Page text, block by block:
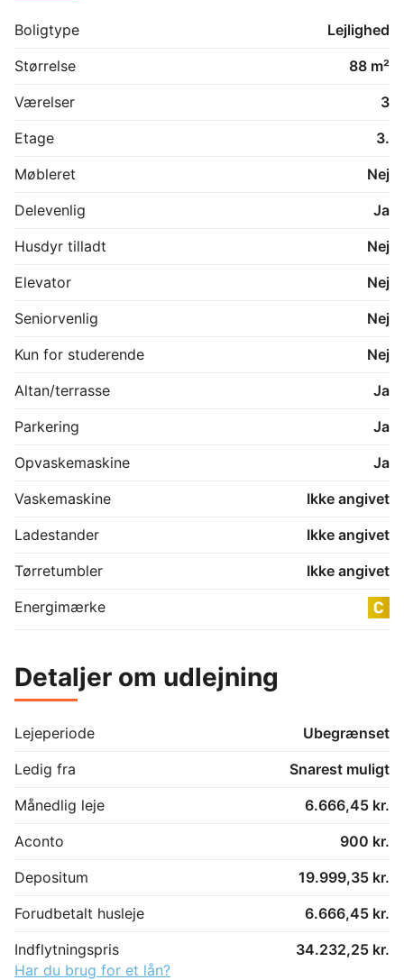
kogeplader.
Der er mulighed for at medbringe egen
vaske/tørremaskine.
Lejligheden er delevenlig, og der er god mulighed for
I kælderen er der mulighed for cykelparkering,
vaskerum og eget depotrum.
Husdyrhold er ikke tilladt i lejligheden.
*Der betales depositum og forudbetalt leje inden
indflytning kan ske, og der betales for aconto forbrug
i bo-perioden.
Boligtype
Lejlighed
Størrelse
88 m²
Værelser
3
Etage
3.
Møbleret
Nej
Delevenlig
Ja
Husdyr tilladt
Nej
Elevator
Nej
Seniorvenlig
Nej
Kun for studerende
Nej
Altan/terrasse
Ja
Parkering
Ja
Opvaskemaskine
Ja
Vaskemaskine
Ikke angivet
Ladestander
Ikke angivet
Tørretumbler
Ikke angivet
Energimærke
Detaljer om udlejning
Lejeperiode
Ubegrænset
Ledig fra
Snarest muligt
Månedlig leje
6.666,45 kr.
Aconto
900 kr.
Depositum
19.999,35 kr.
Forudbetalt husleje
6.666,45 kr.
Indflytningspris
34.232,25 kr.
Har du brug for et lån?